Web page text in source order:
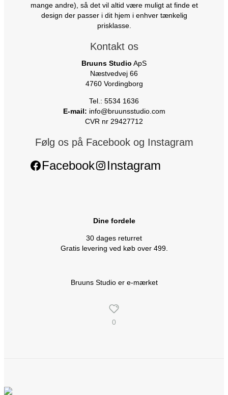
mange andre), så det vil altid være muligt at finde et
design der passer i dit hjem i enhver tænkelig
prisklasse.
Kontakt os
Bruuns Studio ApS
Næstvedvej 66
4760 Vordingborg
Tel.: 5534 1636
E-mail: info@bruunsstudio.com
CVR nr 29427712
Følg os på Facebook og Instagram
Facebook Instagram
Dine fordele
30 dages returret
Gratis levering ved køb over 499.
Bruuns Studio er e-mærket
0